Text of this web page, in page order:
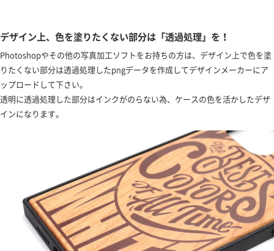
デザイン上、色を塗りたくない部分は「透過処理」を！
Photoshopやその他の写真加工ソフトをお持ちの方は、デザイン上で色を塗
りたくない部分は透過処理したpngデータを作成してデザインメーカーにア
ップロードして下さい。
透明に透過処理した部分はインクがのらない為、ケースの色を活かしたデザ
インになります。